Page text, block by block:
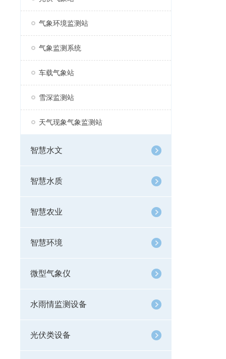
气象环境监测站
气象监测系统
车载气象站
雪深监测站
天气现象气象监测站
智慧水文
智慧水质
智慧农业
智慧环境
微型气象仪
水雨情监测设备
光伏类设备